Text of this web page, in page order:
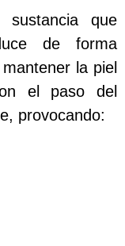
que
de forma
la piel
el paso del
provocando: